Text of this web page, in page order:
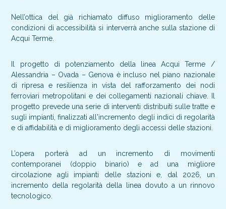
Nell’ottica del già richiamato diffuso miglioramento delle
condizioni di accessibilità si interverrà anche sulla stazione di
Acqui Terme.
Il progetto di potenziamento della linea Acqui Terme /
Alessandria – Ovada – Genova è incluso nel piano nazionale
di ripresa e resilienza in vista del rafforzamento dei nodi
ferroviari metropolitani e dei collegamenti nazionali chiave. Il
progetto prevede una serie di interventi distribuiti sulle tratte e
sugli impianti, finalizzati all'incremento degli indici di regolarità
e di affidabilità e di miglioramento degli accessi delle stazioni.
L’opera porterà ad un incremento di movimenti
contemporanei (doppio binario) e ad una migliore
circolazione agli impianti delle stazioni e, dal 2026, un
incremento della regolarità della linea dovuto a un rinnovo
tecnologico.